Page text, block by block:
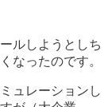
ルしようとしち
なったのです。
ュレーションし